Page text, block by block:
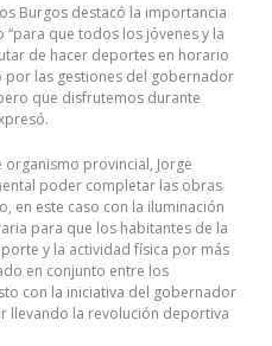
Burgos destacó la importancia
que todos los jóvenes y la
de hacer deportes en horario
por las gestiones del gobernador
que disfrutemos durante
provincial, Jorge
poder completar las obras
en este caso con la iluminación
para que los habitantes de la
y la actividad física por más
en conjunto entre los
con la iniciativa del gobernador
llevando la revolución deportiva